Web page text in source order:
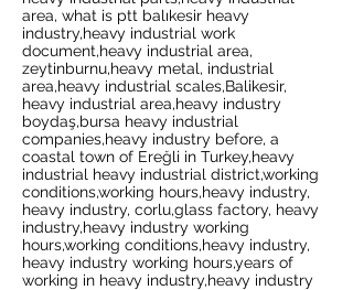
area, what is ptt balıkesir heavy
industry,heavy industrial work
document,heavy industrial area,
zeytinburnu,heavy metal, industrial
area,heavy industrial scales,Balikesir,
heavy industrial area,heavy industry
boydaş,bursa heavy industrial
companies,heavy industry before, a
coastal town of Ereğli in Turkey,heavy
industrial heavy industrial district,working
conditions,working hours,heavy industry,
heavy industry, corlu,glass factory, heavy
industry,heavy industry working
hours,working conditions,heavy industry,
heavy industry working hours,years of
working in heavy industry,heavy industry